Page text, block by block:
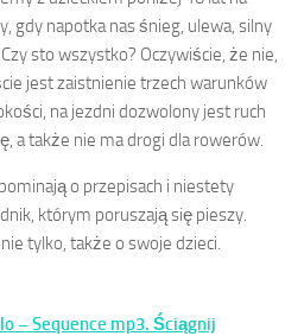
gdy napotka nas śnieg, ulewa, silny
sto wszystko? Oczywiście, że nie,
jest zaistnienie trzech warunków
na jezdni dozwolony jest ruch
a także nie ma drogi dla rowerów.
o przepisach i niestety
którym poruszają się pieszy.
tylko, także o swoje dzieci.
– Sequence mp3. Ściągnij